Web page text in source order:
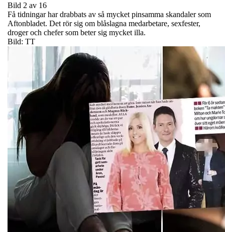
Bild 2 av 16
Få tidningar har drabbats av så mycket pinsamma skandaler som
Aftonbladet. Det rör sig om blåslagna medarbetare, sexfester,
droger och chefer som beter sig mycket illa.
Bild: TT